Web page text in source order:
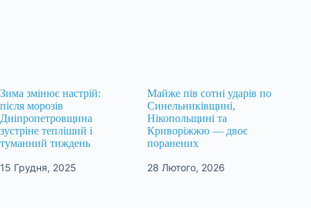
Зима змінює настрій:
після морозів
Дніпропетровщина
зустріне тепліший і
туманний тиждень
15 Грудня, 2025
Майже пів сотні ударів по
Синельниківщині,
Нікопольщині та
Криворіжжю — двоє
поранених
28 Лютого, 2026